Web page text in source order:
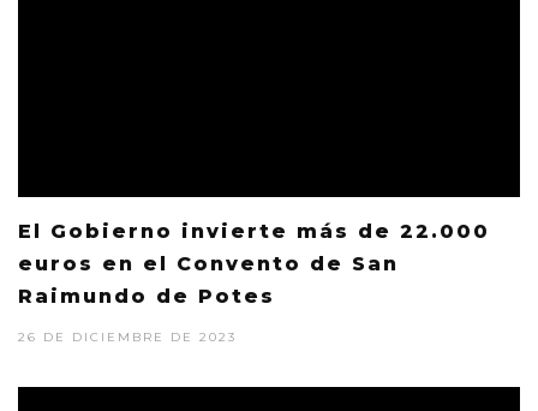
El Gobierno invierte más de 22.000
euros en el Convento de San
Raimundo de Potes
26 DE DICIEMBRE DE 2023